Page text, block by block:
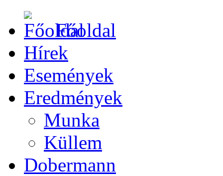
Főoldal
Hírek
Események
Eredmények
Munka
Küllem
Dobermann